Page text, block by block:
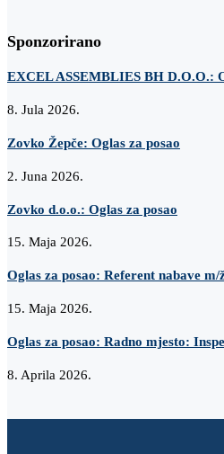
Sponzorirano
EXCEL ASSEMBLIES BH D.O.O.:
8. Jula 2026.
Zovko Žepče: Oglas za posao
2. Juna 2026.
Zovko d.o.o.: Oglas za posao
15. Maja 2026.
Oglas za posao: Referent nabave m/
15. Maja 2026.
Oglas za posao: Radno mjesto:
8. Aprila 2026.